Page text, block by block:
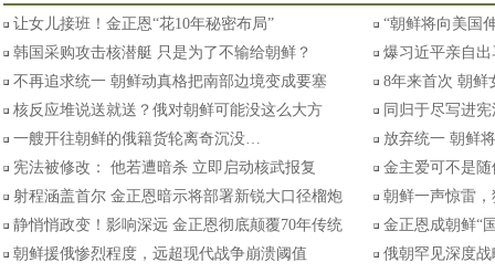
让女儿接班！金正恩“花10年秘密布局”
“朝鲜将向美国
韩国采购攻击核潜艇 只是为了不输给朝鲜？
爆习近平亲自
不再追求统一 朝鲜动真格把南部边境变成要塞
8年来首次 朝鲜
核反应堆说送就送？俄对朝鲜可能没这么大方
同归于尽写进
一艘开往朝鲜的俄籍货轮离奇沉没…
放弃统一 朝鲜
宪法被修改： 他若遭暗杀 立即启动核武报复
金主爱可不是
射程涵盖首尔 金正恩暗示将部署新锐大口径榴炮
朝鲜一声惊雷
静悄悄政变！影响深远 金正恩彻底颠覆70年传统
金正恩成朝鲜“
朝鲜援俄惨烈程度，远超现代战争崩溃阈值
俄朝罕见深度